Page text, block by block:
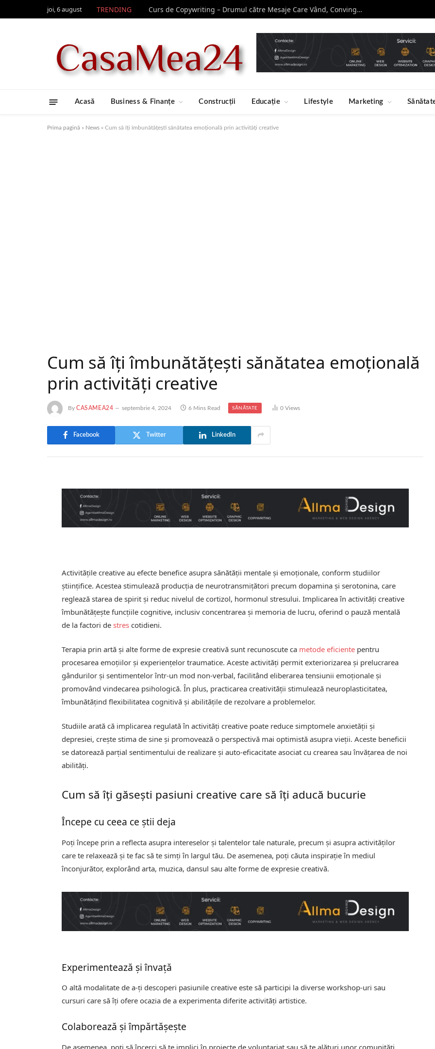
joi, 6 august TRENDING Curs de Copywriting – Drumul către Mesaje Care Vând, Conving și Construiesc Branduri Puternice
Acasă Business & Finanțe Construcții Educație Lifestyle Marketing
Prima pagină » News » Cum să îți îmbunătățești sănătatea emoțională prin activități creative
Cum să îți îmbunătățești sănătatea emoțională
prin activități creative
By CASAMEA24 septembrie 4, 2024 6 Mins Read SĂNĂTATE 0 Views
Facebook Twitter LinkedIn
Activitățile creative au efecte benefice asupra sănătății mentale și emoționale, conform studiilor
științifice. Acestea stimulează producția de neurotransmițători precum dopamina și serotonina, care
reglează starea de spirit și reduc nivelul de cortizol, hormonul stresului. Implicarea în activități creative
îmbunătățește funcțiile cognitive, inclusiv concentrarea și memoria de lucru, oferind o pauză mentală
de la factori destres cotidieni.
Terapia prin artă și alte forme de expresie creativă sunt recunoscute ca metode eficiente pentru
procesarea emoțiilor și experiențelor traumatice. Aceste activități permit exteriorizarea și prelucrarea
gândurilor și sentimentelor într-un mod non-verbal, facilitând eliberarea tensiunii emoționale și
promovând vindecarea psihologică. În plus, practicarea creativității stimulează neuroplasticitatea,
îmbunătățind flexibilitatea cognitivă și abilitățile de rezolvare a problemelor.
Studiile arată că implicarea regulată în activități creative poate reduce simptomele anxietății și
depresiei, crește stima de sine și promovează o perspectivă mai optimistă asupra vieții. Aceste beneficii
se datorează parțial sentimentului de realizare și auto-eficacitate asociat cu crearea sau învățarea de noi
abilități.
Cum să îți găsești pasiuni creative care să îți aducă bucurie
Începe cu ceea ce știi deja
Poți începe prin a reflecta asupra intereselor și talentelor tale naturale, precum și asupra activităților
care te relaxează și te fac să te simți în largul tău. De asemenea, poți căuta inspirație în mediul
înconjurător, explorând arta, muzica, dansul sau alte forme de expresie creativă.
Experimentează și învață
O altă modalitate de a-ți descoperi pasiunile creative este să participi la diverse workshop-uri sau
cursuri care să îți ofere ocazia de a experimenta diferite activități artistice.
Colaborează și împărtășește
De asemenea, poți să încerci să te implici în proiecte de voluntariat sau să te alături unor comunități